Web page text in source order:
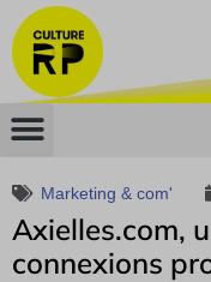
Marketing & com'
Axielles.com,
connexions